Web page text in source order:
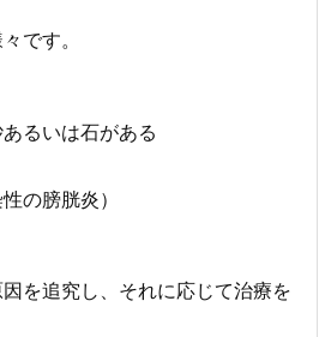
です。
るいは石がある
の膀胱炎）
を追究し、それに応じて治療を